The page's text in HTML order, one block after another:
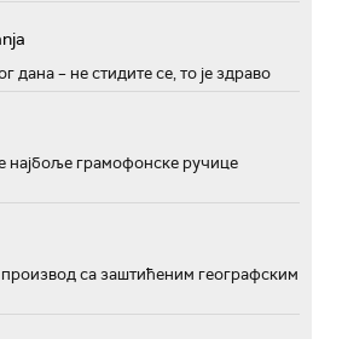
дана – не стидите се, то је здраво
најбоље грамофонске ручице
са заштићеним географским